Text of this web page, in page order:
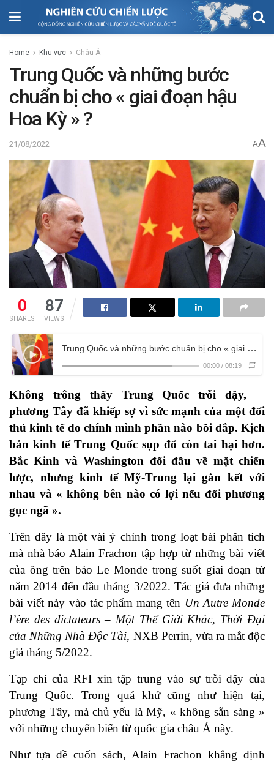
Home Khu vực Châu Á
Trung Quốc và những bước
chuẩn bị cho « giai đoạn hậu
Hoa Kỳ » ?
21/08/2022 AA
0
SHARES
87
VIEWS
Trung Quốc và những bước chuẩn bị cho « giai đoạn hậu Hoa Kỳ » ?
00:00 / 08:19
Không trông thấy Trung Quốc trỗi dậy,
phương Tây đã khiếp sợ vì sức mạnh của một đối
thủ kinh tế do chính mình phần nào bồi đắp. Kịch
bản kinh tế Trung Quốc sụp đổ còn tai hại hơn.
Bắc Kinh và Washington đối đầu về mặt chiến
lược, nhưng kinh tế Mỹ-Trung lại gắn kết với
nhau và « không bên nào có lợi nếu đối phương
gục ngã ».
Trên đây là một vài ý chính trong loạt bài phân tích
mà nhà báo Alain Frachon tập hợp từ những bài viết
của ông trên báo Le Monde trong suốt giai đoạn từ
năm 2014 đến đầu tháng 3/2022. Tác giả đưa những
bài viết này vào tác phẩm mang tên Un Autre Monde
l’ère des dictateurs – Một Thế Giới Khác, Thời Đại
của Những Nhà Độc Tài, NXB Perrin, vừa ra mắt độc
giả tháng 5/2022.
Tạp chí của RFI xin tập trung vào sự trỗi dậy của
Trung Quốc. Trong quá khứ cũng như hiện tại,
phương Tây, mà chủ yếu là Mỹ, « không sẵn sàng »
với những chuyển biến từ quốc gia châu Á này.
Như tựa đề cuốn sách, Alain Frachon khẳng định